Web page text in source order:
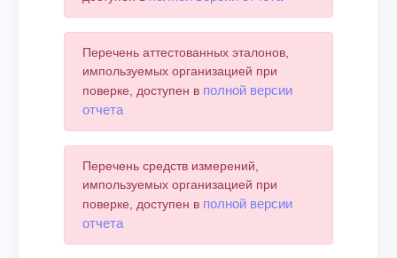
Перечень аттестованных эталонов,
импользуемых организацией при
поверке, доступен в полной версии
отчета
Перечень средств измерений,
импользуемых организацией при
поверке, доступен в полной версии
отчета